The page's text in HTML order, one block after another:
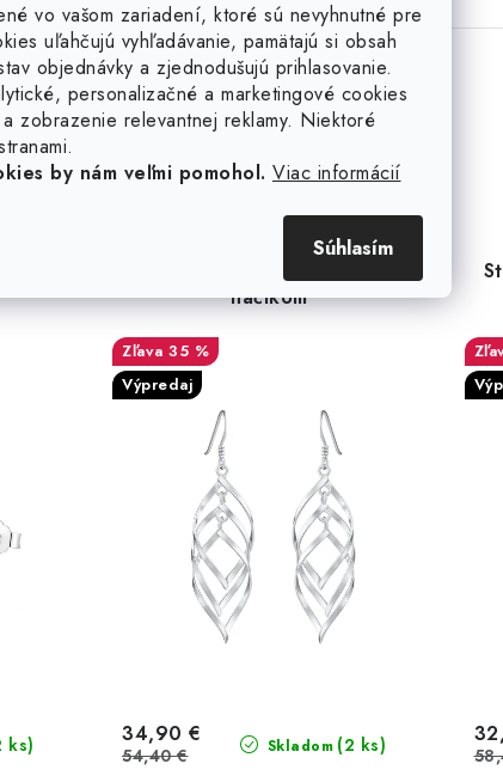
vo vašom zariadení, ktoré sú nevyhnutné pre
uľahčujú vyhľadávanie, pamätajú si obsah
objednávky a zjednodušujú prihlasovanie.
personalizačné a marketingové cookies
zobrazenie relevantnej reklamy. Niektoré
by nám veľmi pomohol. Viac informácií
Súhlasím
produkty
ks)
Dámske strieborné náušnice s
háčikom
35 %
Výpredaj
Skladom (2 ks)
34,90 €
54,40 €